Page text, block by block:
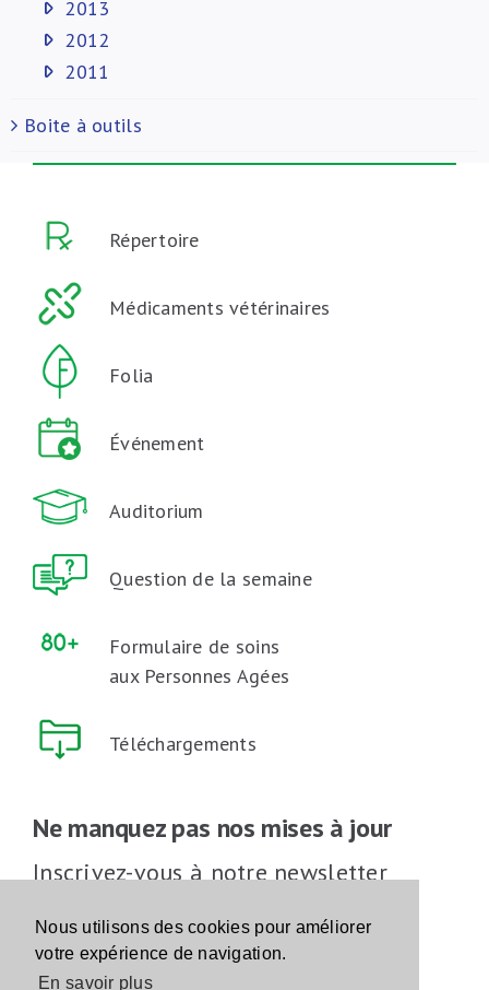
Nous utilisons des cookies pour améliorer
votre expérience de navigation.
En savoir plus
2013
2012
2011
Boite à outils
Répertoire
Médicaments vétérinaires
Folia
Événement
Auditorium
Question de la semaine
Formulaire de soins
aux Personnes Agées
Téléchargements
Ne manquez pas nos mises à jour
Inscrivez-vous à notre newsletter
Inscrivez-vous